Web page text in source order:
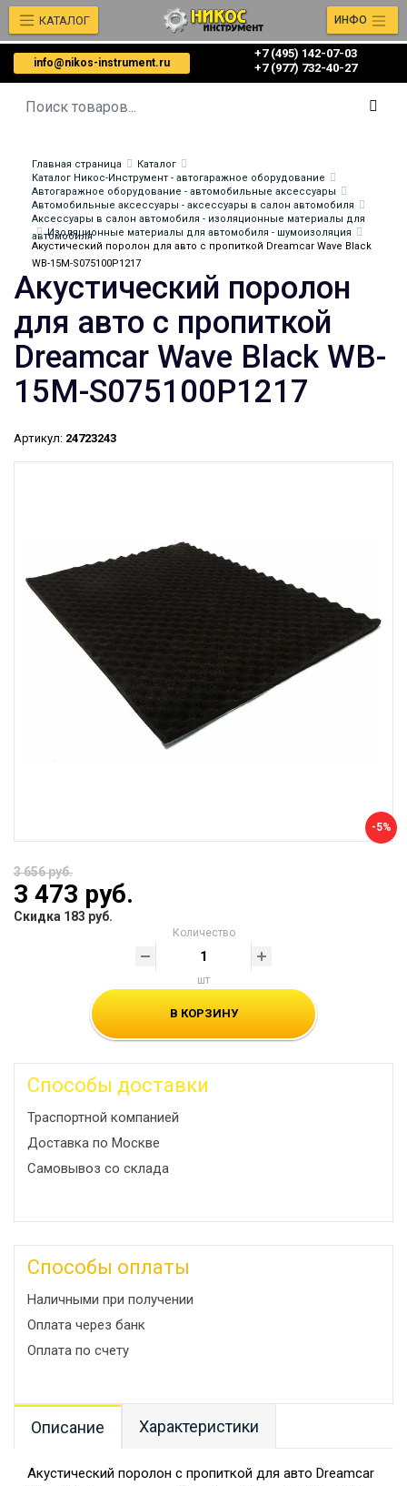
info@nikos-instrument.ru
+7 (495) 142-07-03
‎‎+7 (977) 732-40-27
КАТАЛОГ ИНФО
Главная страница
Каталог
Каталог Никос-Инструмент - автогаражное оборудование
Автогаражное оборудование - автомобильные аксессуары
Автомобильные аксессуары - аксессуары в салон автомобиля
Аксессуары в салон автомобиля - изоляционные материалы для
автомобиля
Изоляционные материалы для автомобиля - шумоизоляция
Акустический поролон для авто с пропиткой Dreamcar Wave Black
WB-15M-S075100P1217
Акустический поролон
для авто с пропиткой
Dreamcar Wave Black WB-
15M-S075100P1217
Артикул: 24723243
-5%
3 656 руб.
3 473 руб.
Скидка 183 руб.
Количество
шт
В КОРЗИНУ
Способы доставки
Траспортной компанией
Доставка по Москве
Самовывоз со склада
Способы оплаты
Наличными при получении
Оплата через банк
Оплата по счету
Описание Характеристики
Акустический поролон с пропиткой для авто Dreamcar